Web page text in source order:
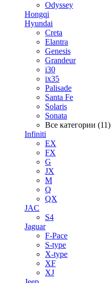
Odyssey
Hongqi
Hyundai
Creta
Elantra
Genesis
Grandeur
i30
ix35
Palisade
Santa Fe
Solaris
Sonata
Все категории (11)
Infiniti
EX
FX
G
JX
M
Q
QX
JAC
S4
Jaguar
F-Pace
S-type
X-type
XF
XJ